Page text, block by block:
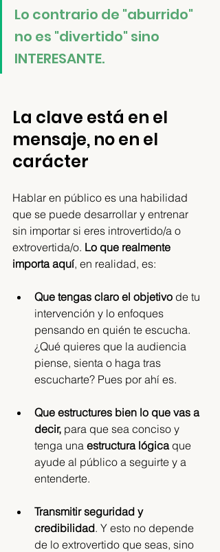
Lo contrario de "aburrido"
no es "divertido" sino
INTERESANTE.
La clave está en el
mensaje, no en el
carácter
Hablar en público es una habilidad
que se puede desarrollar y entrenar
sin importar si eres introvertido/a o
extrovertida/o. Lo que realmente
importa aquí, en realidad, es:
Que tengas claro el objetivo de tu
intervención y lo enfoques
pensando en quién te escucha.
¿Qué quieres que la audiencia
piense, sienta o haga tras
escucharte? Pues por ahí es.
Que estructures bien lo que vas a
decir, para que sea conciso y
tenga una estructura lógica que
ayude al público a seguirte y a
entenderte.
Transmitir seguridad y
credibilidad. Y esto no depende
de lo extrovertido que seas, sino